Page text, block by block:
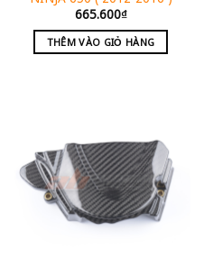
665.600₫
THÊM VÀO GIỎ HÀNG